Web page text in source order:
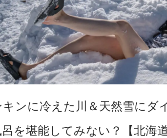
キンに冷えた川＆天然雪にダ
を堪能してみない？【北海道